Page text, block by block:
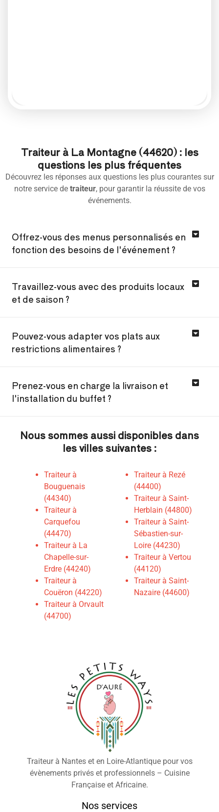
Traiteur à La Montagne (44620) : les
questions les plus fréquentes
Découvrez les réponses aux questions les plus courantes sur
notre service de traiteur, pour garantir la réussite de vos
événements.
Offrez-vous des menus personnalisés en
fonction des besoins de l'événement ?
Travaillez-vous avec des produits locaux
et de saison ?
Pouvez-vous adapter vos plats aux
restrictions alimentaires ?
Prenez-vous en charge la livraison et
l'installation du buffet ?
Nous sommes aussi disponibles dans
les villes suivantes :
Traiteur à
Bouguenais
(44340)
Traiteur à
Carquefou
(44470)
Traiteur à La
Chapelle-sur-
Erdre (44240)
Traiteur à
Couëron (44220)
Traiteur à Orvault
(44700)
Traiteur à Rezé
(44400)
Traiteur à Saint-
Herblain (44800)
Traiteur à Saint-
Sébastien-sur-
Loire (44230)
Traiteur à Vertou
(44120)
Traiteur à Saint-
Nazaire (44600)
Traiteur à Nantes et en Loire-Atlantique pour vos
évènements privés et professionnels – Cuisine
Française et Africaine.
Nos services